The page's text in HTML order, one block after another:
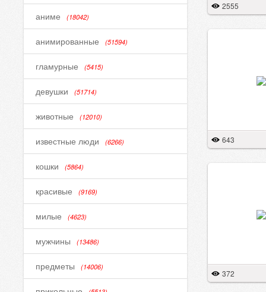
аниме (18042)
анимированные (51594)
гламурные (5415)
девушки (51714)
животные (12010)
известные люди (6266)
кошки (5864)
красивые (9169)
милые (4623)
мужчины (13486)
предметы (14006)
2555
643
372